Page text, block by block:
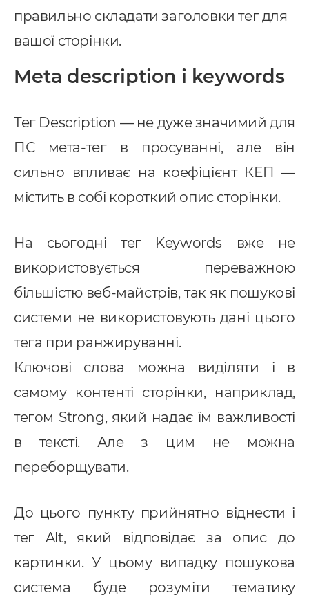
розробка CRM
CRM
CRM
маркетинг
автоматизація
правильно складати заголовки тег для
вашої сторінки.
Meta description і keywords
Тег Description — не дуже значимий для
ПС мета-тег в просуванні, але він
сильно впливає на коефіцієнт КЕП —
містить в собі короткий опис сторінки.
На сьогодні тег Keywords вже не
використовується переважною
більшістю веб-майстрів, так як пошукові
системи не використовують дані цього
тега при ранжируванні.
Ключові слова можна виділяти і в
самому контенті сторінки, наприклад,
тегом Strong, який надає їм важливості
в тексті. Але з цим не можна
переборщувати.
До цього пункту прийнятно віднести і
тег Alt, який відповідає за опис до
картинки. У цьому випадку пошукова
система буде розуміти тематику